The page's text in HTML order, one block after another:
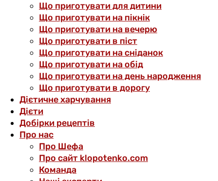
Що приготувати для дитини
Що приготувати на пікнік
Що приготувати на вечерю
Що приготувати в піст
Що приготувати на сніданок
Що приготувати на обід
Що приготувати на день народження
Що приготувати в дорогу
Дієтичне харчування
Дієти
Добірки рецептів
Про нас
Про Шефа
Про сайт klopotenko.com
Команда